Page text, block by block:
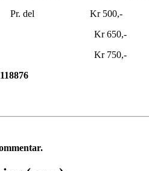
Kr 500,-
Diode Kr 650,-
Diode Kr 750,-